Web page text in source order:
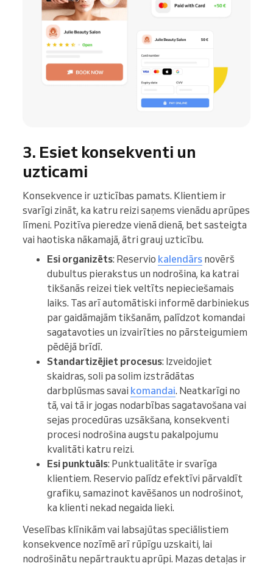
3. Esiet konsekventi un
uzticami
Konsekvence ir uzticības pamats. Klientiem ir
svarīgi zināt, ka katru reizi saņems vienādu aprūpes
līmeni. Pozitīva pieredze vienā dienā, bet sasteigta
vai haotiska nākamajā, ātri grauj uzticību.
Esi organizēts: Reservio kalendārs novērš
dubultus pierakstus un nodrošina, ka katrai
tikšanās reizei tiek veltīts nepieciešamais
laiks. Tas arī automātiski informē darbiniekus
par gaidāmajām tikšanām, palīdzot komandai
sagatavoties un izvairīties no pārsteigumiem
pēdējā brīdī.
Standartizējiet procesus: Izveidojiet
skaidras, soli pa solim izstrādātas
darbplūsmas savai komandai. Neatkarīgi no
tā, vai tā ir jogas nodarbības sagatavošana vai
sejas procedūras uzsākšana, konsekventi
procesi nodrošina augstu pakalpojumu
kvalitāti katru reizi.
Esi punktuāls: Punktualitāte ir svarīga
klientiem. Reservio palīdz efektīvi pārvaldīt
grafiku, samazinot kavēšanos un nodrošinot,
ka klienti nekad negaida lieki.
Veselības klīnikām vai labsajūtas speciālistiem
konsekvence nozīmē arī rūpīgu uzskaiti, lai
nodrošinātu nepārtrauktu aprūpi. Mazas detaļas ir